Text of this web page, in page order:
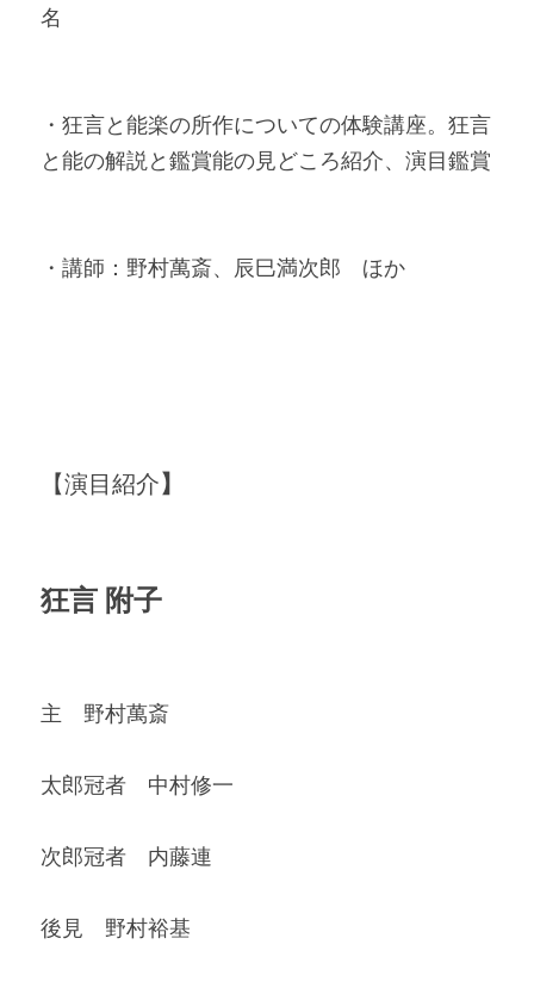
名
・狂言と能楽の所作についての体験講座。狂言
と能の解説と鑑賞能の見どころ紹介、演目鑑賞
・講師：野村萬斎、辰巳満次郎　ほか
【演目紹介】
狂言 附子
主　野村萬斎
太郎冠者　中村修一
次郎冠者　内藤連
後見　野村裕基